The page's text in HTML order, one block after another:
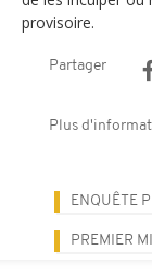
provisoire.
Partager
Plus
ENQUÊTE
PREMIER